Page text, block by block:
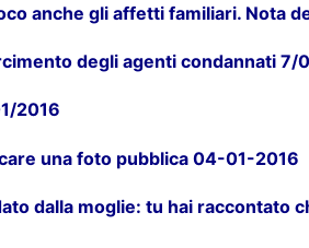
anche gli affetti familiari. Nota
degli agenti condannati 7/
2016
una foto pubblica 04-01-2016
dalla moglie: tu hai raccontato